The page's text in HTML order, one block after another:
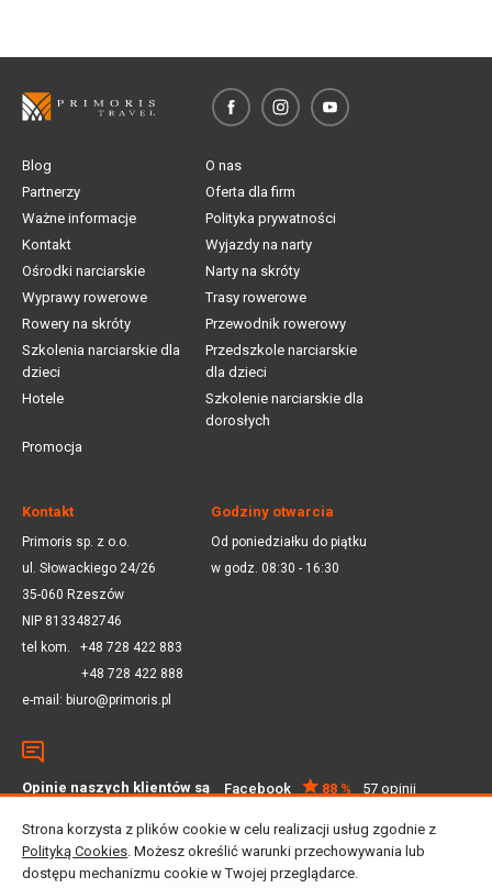
Blog
O nas
Partnerzy
Oferta dla firm
Ważne informacje
Polityka prywatności
Kontakt
Wyjazdy na narty
Ośrodki narciarskie
Narty na skróty
Wyprawy rowerowe
Trasy rowerowe
Rowery na skróty
Przewodnik rowerowy
Szkolenia narciarskie dla
dzieci
Przedszkole narciarskie
dla dzieci
Hotele
Szkolenie narciarskie dla
dorosłych
Promocja
Kontakt
Primoris sp. z o.o.
ul. Słowackiego 24/26
35-060 Rzeszów
NIP 8133482746
tel kom. +48 728 422 883
+48 728 422 888
e-mail: biuro@primoris.pl
Godziny otwarcia
Od poniedziałku do piątku
w godz. 08:30 - 16:30
Opinie naszych klientów są
Facebook 88 %
57 opinii
© 2025 Primoris Sp. z o.o. Wszystkie prawa zastrzeżone
Strona korzysta z plików cookie w celu realizacji usług zgodnie z
Polityką Cookies. Możesz określić warunki przechowywania lub
dostępu mechanizmu cookie w Twojej przeglądarce.